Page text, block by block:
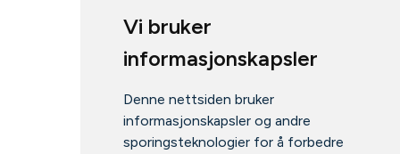
Vi bruker
informasjonskapsler
Denne nettsiden bruker
informasjonskapsler og andre
sporingsteknologier for å forbedre